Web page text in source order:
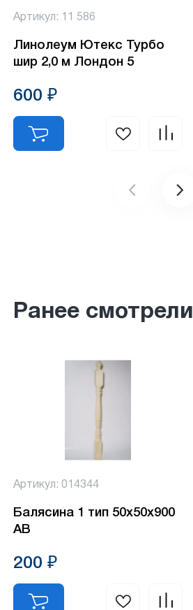
Артикул: 11 586
Линолеум Ютекс Турбо
шир 2,0 м Лондон 5
600 ₽
Ранее смотрели
Артикул: 014344
Балясина 1 тип 50х50х900
АВ
200 ₽